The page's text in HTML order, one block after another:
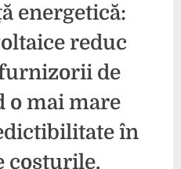
energetică:
reduc
de
o mai mare
în
costurile.